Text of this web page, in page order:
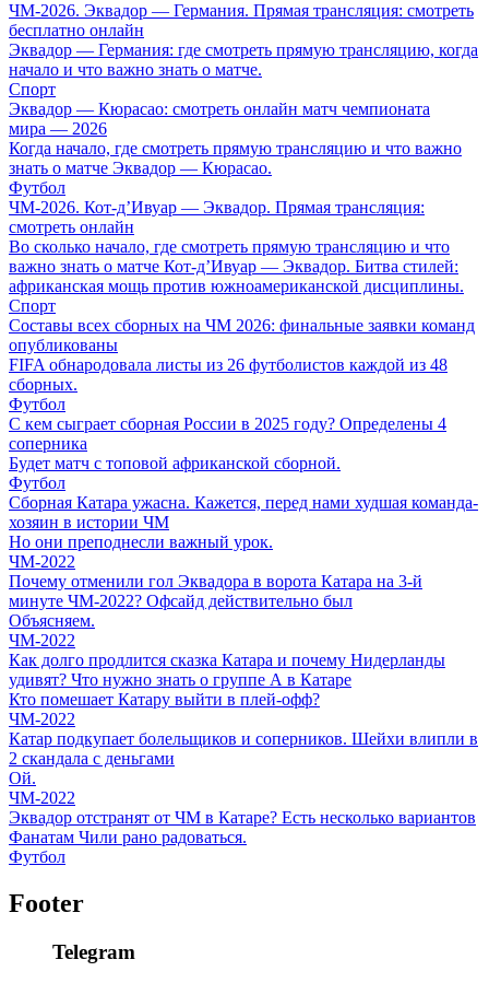
ЧМ-2026. Эквадор — Германия. Прямая трансляция: смотреть
бесплатно онлайн
Эквадор — Германия: где смотреть прямую трансляцию, когда
начало и что важно знать о матче.
Спорт
Эквадор — Кюрасао: смотреть онлайн матч чемпионата
мира — 2026
Когда начало, где смотреть прямую трансляцию и что важно
знать о матче Эквадор — Кюрасао.
Футбол
ЧМ-2026. Кот-д’Ивуар — Эквадор. Прямая трансляция:
смотреть онлайн
Во сколько начало, где смотреть прямую трансляцию и что
важно знать о матче Кот-д’Ивуар — Эквадор. Битва стилей:
африканская мощь против южноамериканской дисциплины.
Спорт
Составы всех сборных на ЧМ 2026: финальные заявки команд
опубликованы
FIFA обнародовала листы из 26 футболистов каждой из 48
сборных.
Футбол
С кем сыграет сборная России в 2025 году? Определены 4
соперника
Будет матч с топовой африканской сборной.
Футбол
Сборная Катара ужасна. Кажется, перед нами худшая команда-
хозяин в истории ЧМ
Но они преподнесли важный урок.
ЧМ-2022
Почему отменили гол Эквадора в ворота Катара на 3-й
минуте ЧМ-2022? Офсайд действительно был
Объясняем.
ЧМ-2022
Как долго продлится сказка Катара и почему Нидерланды
удивят? Что нужно знать о группе А в Катаре
Кто помешает Катару выйти в плей-офф?
ЧМ-2022
Катар подкупает болельщиков и соперников. Шейхи влипли в
2 скандала с деньгами
Ой.
ЧМ-2022
Эквадор отстранят от ЧМ в Катаре? Есть несколько вариантов
Фанатам Чили рано радоваться.
Футбол
Footer
Telegram